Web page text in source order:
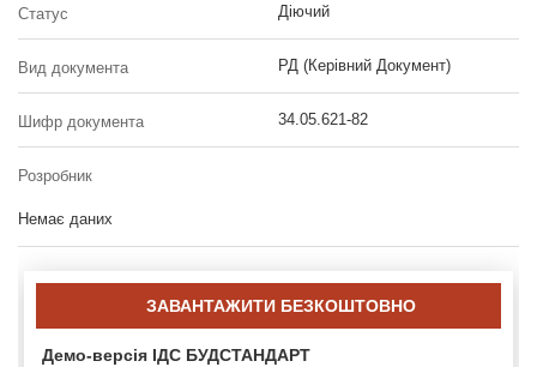
Статус Діючий
Вид документа РД (Керівний Документ)
Шифр документа 34.05.621-82
Розробник
Немає даних
ЗАВАНТАЖИТИ БЕЗКОШТОВНО
Демо-версія ІДС БУДСТАНДАРТ